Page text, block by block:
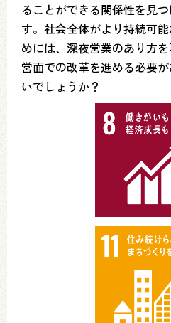
ることができる関係性を見
す。社会全体がより持続可
めには、深夜営業のあり方
営面での改革を進める必要
いでしょうか？